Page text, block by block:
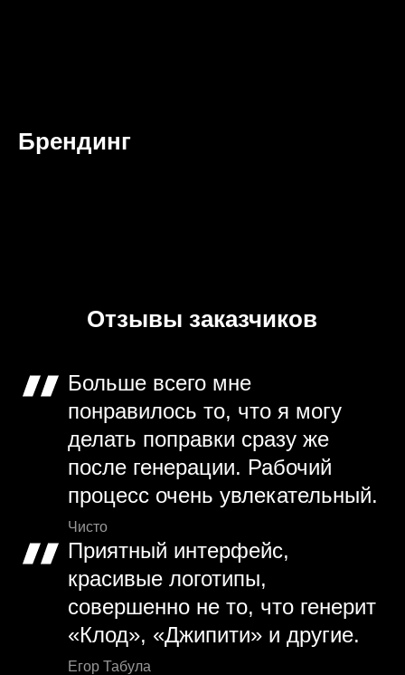
Брендинг
Отзывы заказчиков
Больше всего мне
понравилось то, что я могу
делать поправки сразу же
после генерации. Рабочий
процесс очень увлекательный.
Чисто
Приятный интерфейс,
красивые логотипы,
совершенно не то, что генерит
«Клод», «Джипити» и другие.
Егор Табула